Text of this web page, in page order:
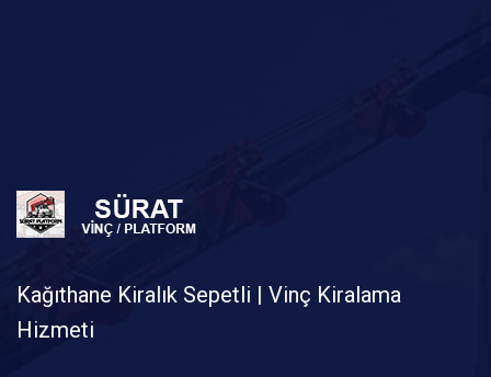
Kağıthane Kiralık Sepetli | Vinç Kiralama
Hizmeti